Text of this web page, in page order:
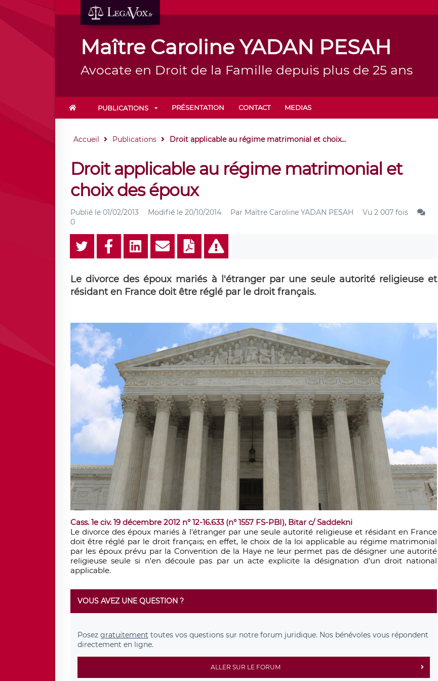
Maître Caroline YADAN PESAH
Avocate en Droit de la Famille depuis plus de 25 ans
PUBLICATIONS PRÉSENTATION CONTACT MEDIAS
Accueil Publications Droit applicable au régime matrimonial et choix...
Droit applicable au régime matrimonial et
choix des époux
Publié le 01/02/2013 Modifié le 20/10/2014 Par Maître Caroline YADAN PESAH
Vu 2 007 fois
0
Le divorce des époux mariés à l'étranger par une seule autorité religieuse et
résidant en France doit être réglé par le droit français.
Cass. 1e civ. 19 décembre 2012 n° 12-16.633 (n° 1557 FS-PBI), Bitar c/ Saddekni
Le divorce des époux mariés à l'étranger par une seule autorité religieuse et résidant en France
doit être réglé par le droit français; en effet, le choix de la loi applicable au régime matrimonial
par les époux prévu par la Convention de la Haye ne leur permet pas de désigner une autorité
religieuse seule si n'en découle pas par un acte explicite la désignation d'un droit national
applicable.
VOUS AVEZ UNE QUESTION ?
Posez gratuitement toutes vos questions sur notre forum juridique. Nos bénévoles vous répondent
directement en ligne.
ALLER SUR LE FORUM